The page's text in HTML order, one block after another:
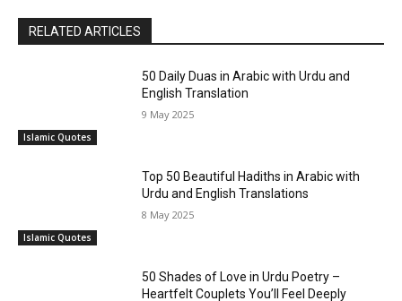
RELATED ARTICLES
Islamic Quotes
50 Daily Duas in Arabic with Urdu and
English Translation
9 May 2025
Islamic Quotes
Top 50 Beautiful Hadiths in Arabic with
Urdu and English Translations
8 May 2025
50 Shades of Love in Urdu Poetry –
Heartfelt Couplets You’ll Feel Deeply